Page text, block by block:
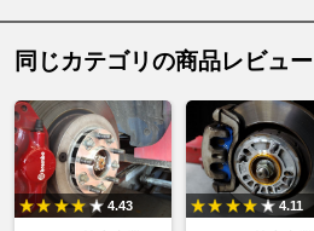
同じカテゴリの商品レビュー
4.43 4.11